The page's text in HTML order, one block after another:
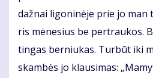
daž­nai li­go­ni­nė­je prie jo
ris mė­ne­sius be per­trau­kos.
tin­gas ber­niu­kas. Tur­būt iki
skam­bės jo klau­si­mas: